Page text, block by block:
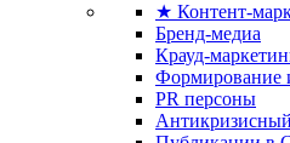
★ Контент-
Бренд-медиа
Крауд-
Формирование
PR персоны